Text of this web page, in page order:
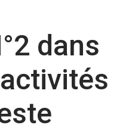
dans